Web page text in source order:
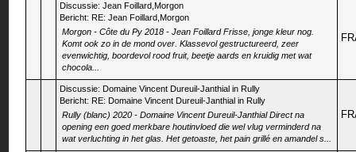
Discussie:Jean Foillard,Morgon
Bericht: RE: Jean Foillard,Morgon
Morgon - Côte du Py 2018 - Jean Foillard Frisse, jonge kleur nog.
Komt ook zo in de mond over. Klassevol gestructureerd, zeer
evenwichtig, boordevol rood fruit, beetje aards en kruidig met wat
chocola...
Discussie: Domaine Vincent Dureuil-Janthial in Rully
Bericht: RE: Domaine Vincent Dureuil-Janthial in Rully
Rully (blanc) 2020 - Domaine Vincent Dureuil-Janthial Direct na
opening een goed merkbare houtinvloed die wel vlug verminderd na
wat verluchting in het glas. Het getoaste, het pain grillé en amandel s...